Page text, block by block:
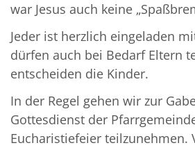
war Jesus auch keine
Jeder ist herzlich eingeladen
dürfen auch bei Bedarf Eltern
entscheiden die Kinder.
In der Regel gehen wir zur
Gottesdienst der
Eucharistiefeier teilzunehmen.